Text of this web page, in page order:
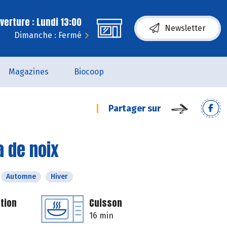
: Lundi 13:00
Dimanche : Fermé
Newsletter
Magazines Biocoop
Partager sur
de noix
Automne Hiver
Cuisson
16 min